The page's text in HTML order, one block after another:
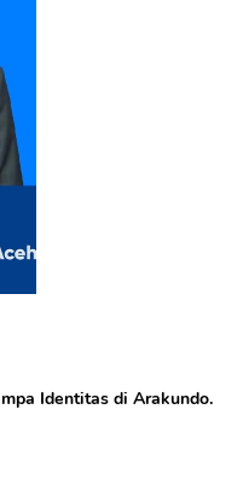
Identitas di Arakundo.